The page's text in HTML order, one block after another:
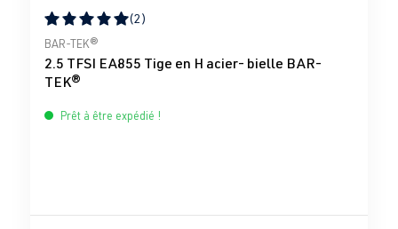
Note moyenne de 5 sur 5 étoiles
(2)
BAR-TEK®
2.5 TFSI EA855 Tige en H acier- bielle BAR-
TEK®
Prêt à être expédié !